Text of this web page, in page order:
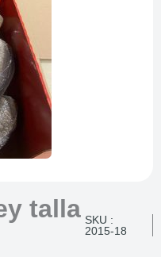
talla SKU :
2015-18